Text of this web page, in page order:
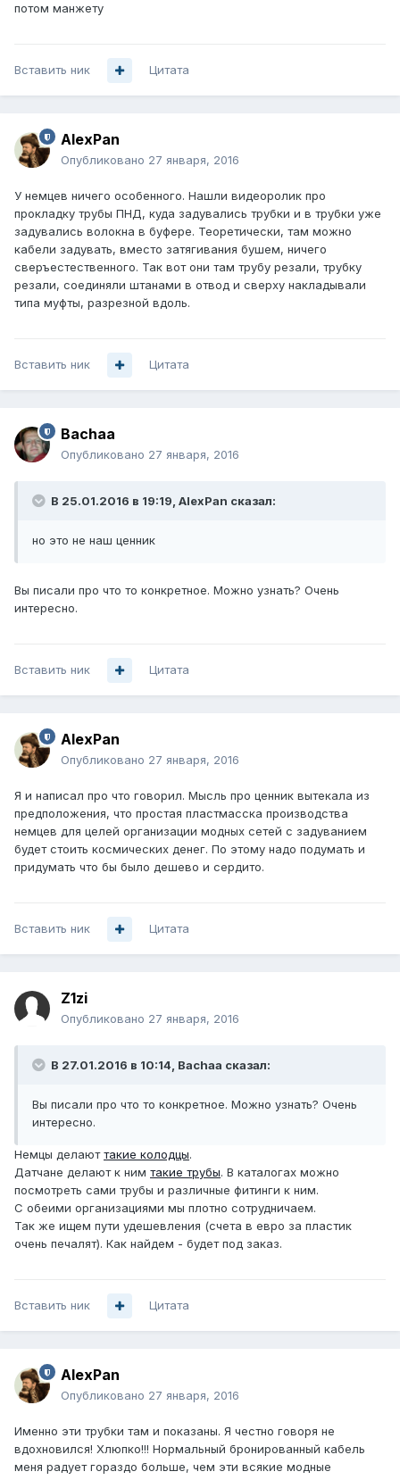
потом манжету
Вставить ник Цитата
AlexPan
Опубликовано 27 января, 2016
У немцев ничего особенного. Нашли видеоролик про
прокладку трубы ПНД, куда задувались трубки и в трубки уже
задувались волокна в буфере. Теоретически, там можно
кабели задувать, вместо затягивания бушем, ничего
сверъестественного. Так вот они там трубу резали, трубку
резали, соединяли штанами в отвод и сверху накладывали
типа муфты, разрезной вдоль.
Вставить ник Цитата
Bachaa
Опубликовано 27 января, 2016
В 25.01.2016 в 19:19, AlexPan сказал:
но это не наш ценник
Вы писали про что то конкретное. Можно узнать? Очень
интересно.
Вставить ник Цитата
AlexPan
Опубликовано 27 января, 2016
Я и написал про что говорил. Мысль про ценник вытекала из
предположения, что простая пластмасска производства
немцев для целей организации модных сетей с задуванием
будет стоить космических денег. По этому надо подумать и
придумать что бы было дешево и сердито.
Вставить ник Цитата
Z1zi
Опубликовано 27 января, 2016
В 27.01.2016 в 10:14, Bachaa сказал:
Вы писали про что то конкретное. Можно узнать? Очень
интересно.
Немцы делаюттакие колодцы.
Датчане делают к ним такие трубы. В каталогах можно
посмотреть сами трубы и различные фитинги к ним.
С обеими организациями мы плотно сотрудничаем.
Так же ищем пути удешевления (счета в евро за пластик
очень печалят). Как найдем - будет под заказ.
Вставить ник Цитата
AlexPan
Опубликовано 27 января, 2016
Именно эти трубки там и показаны. Я честно говоря не
вдохновился! Хлюпко!!! Нормальный бронированный кабель
меня радует гораздо больше, чем эти всякие модные